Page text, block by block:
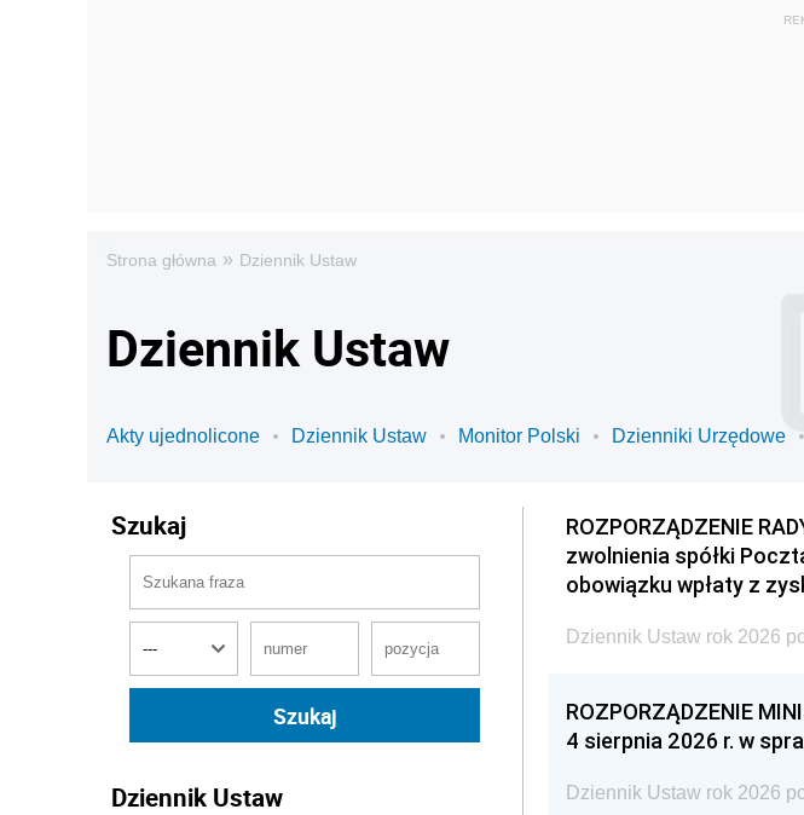
Strona główna » Dziennik Ustaw
Dziennik Ustaw
Akty ujednolicone Dziennik Ustaw Monitor Polski Dzienniki Urzędowe
Szukaj
Dziennik Ustaw
ROZPORZĄDZENIE
zwolnienia spółki
obowiązku wpłaty z
Dziennik Ustaw rok 2026
ROZPORZĄDZENIE
4 sierpnia 2026 r. w
Dziennik Ustaw rok 2026